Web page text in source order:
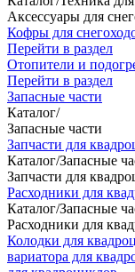
Аксессуары для
Кофры для
Перейти в раздел
Отопители и
Перейти в раздел
Запасные части
Каталог/
Запасные части
Запчасти для
Каталог/Запасные
Запчасти для
Расходники для
Каталог/Запасные
Расходники для
Колодки для
вариатора для